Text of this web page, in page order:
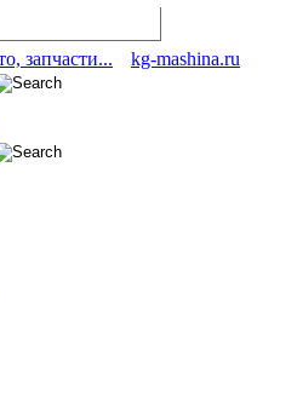
kg-mashina.ru